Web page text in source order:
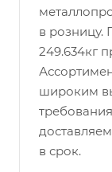
в розницу.
249.634кг
широким
в срок.